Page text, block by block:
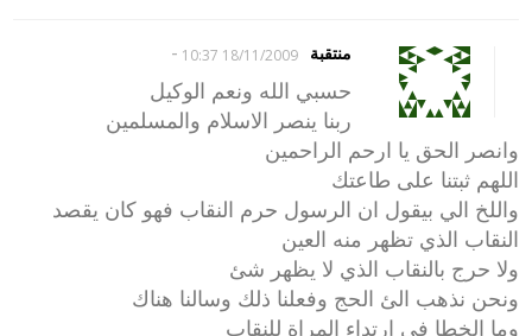
منتقبة 18/11/2009 10:37
-
حسبي الله ونعم الوكيل
ربنا ينصر الاسلام والمسلمين
وانصر الحق يا ارحم الراحمين
اللهم ثبتنا على طاعتك
واللخ الي بيقول ان الرسول حرم النقاب فهو كان يقصد
النقاب الذي تظهر منه العين
ولا حرج بالنقاب الذي لا يظهر شئ
ونحن نذهب الئ الحج وفعلنا ذلك وسالنا هناك
وما الخطا في ارتداء المراة للنقاب